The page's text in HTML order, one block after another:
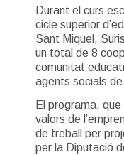
Durant el curs
cicle superior
Sant Miquel,
un total de 8
comunitat
agents socials de
El programa,
valors de
de treball per
per la Diputació